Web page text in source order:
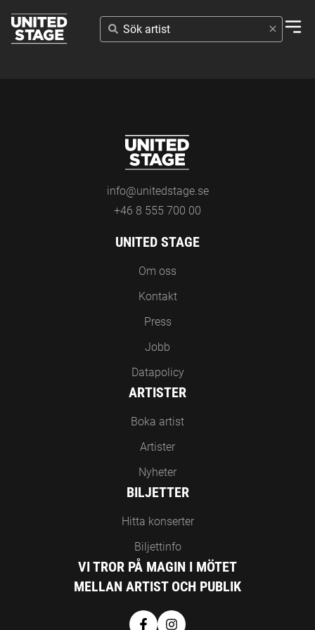
SÖK
ARTIST
info@unitedstage.se
+46 8 555 700 00
UNITED STAGE
Om oss
Kontakt
Press
Jobb
Datapolicy
ARTISTER
Boka artist
Artister
Nyheter
BILJETTER
Hitta konserter
Biljettinfo
VI TROR PÅ MAGIN I MÖTET
MELLAN ARTIST OCH PUBLIK